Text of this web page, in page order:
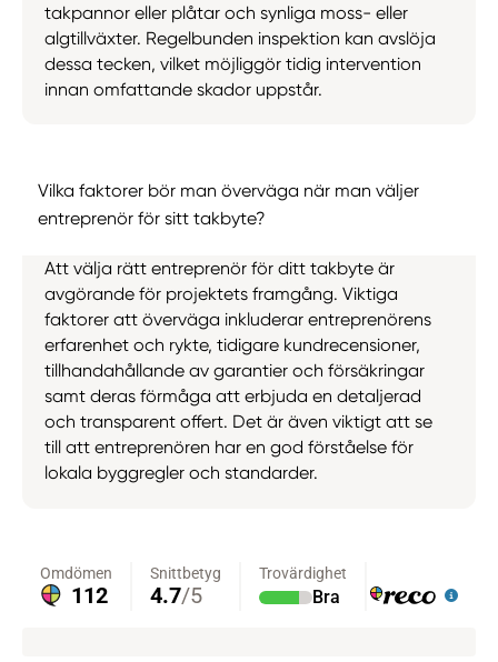
takpannor eller plåtar och synliga moss- eller
algtillväxter. Regelbunden inspektion kan avslöja
dessa tecken, vilket möjliggör tidig intervention
innan omfattande skador uppstår.
Vilka faktorer bör man överväga när man väljer
entreprenör för sitt takbyte?
Att välja rätt entreprenör för ditt takbyte är
avgörande för projektets framgång. Viktiga
faktorer att överväga inkluderar entreprenörens
erfarenhet och rykte, tidigare kundrecensioner,
tillhandahållande av garantier och försäkringar
samt deras förmåga att erbjuda en detaljerad
och transparent offert. Det är även viktigt att se
till att entreprenören har en god förståelse för
lokala byggregler och standarder.